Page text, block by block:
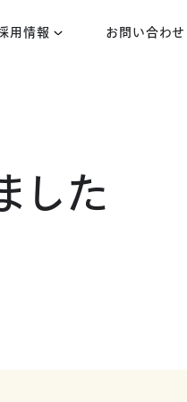
用情報 お問い合わせ
した